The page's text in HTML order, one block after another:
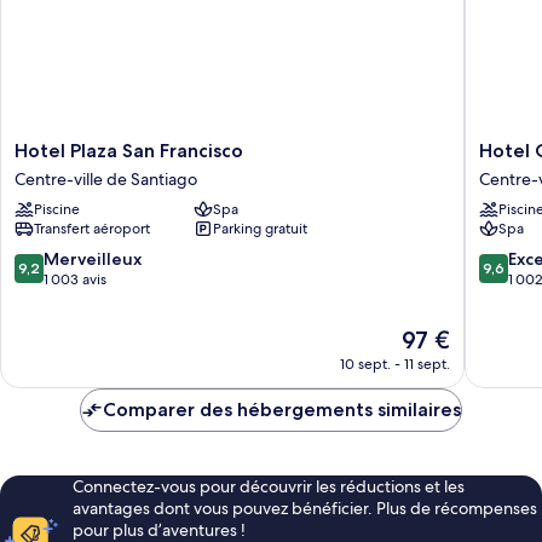
Hotel
Plaza
San
Francisco
Centre-
ville
de
Hotel Plaza San Francisco
Centre-ville de Santiago
Piscine
Spa
Transfert aéroport
Parking gratuit
9.2
sur
9,2 Merveilleux
1 003 avis
Le
nouveau
est
de
97 €
10 sept. - 11 sept.
Hotel
Lastarria
Centre-
ville
de
Hotel
Centre-
Spa
9.6
sur
9,6
1
Comparer des hébergements similaires
Connectez-vous pour découvrir les réductions et les
avantages dont vous pouvez bénéficier. Plus de récompenses
pour plus d’aventures !